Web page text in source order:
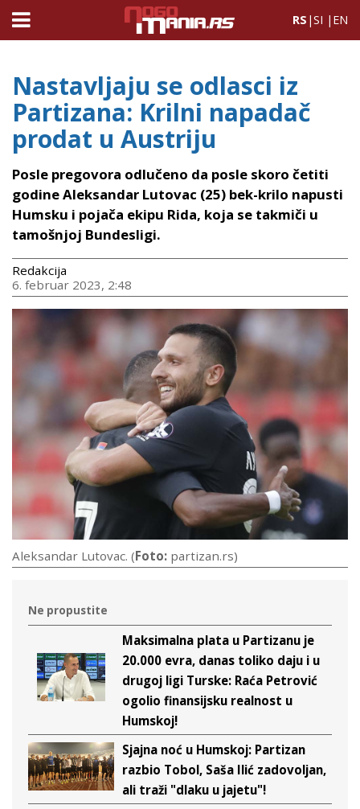
RS |SI | EN
Nastavljaju se odlasci iz
Partizana: Krilni napadač
prodat u Austriju
Posle pregovora odlučeno da posle skoro četiti
godine Aleksandar Lutovac (25) bek-krilo napusti
Humsku i pojača ekipu Rida, koja se takmiči u
tamošnjoj Bundesligi.
Redakcija
6. februar 2023, 2:48
Aleksandar Lutovac. (Foto: partizan.rs)
Ne propustite
Maksimalna plata u Partizanu je
20.000 evra, danas toliko daju i u
drugoj ligi Turske: Raća Petrović
ogolio finansijsku realnost u
Humskoj!
Sjajna noć u Humskoj: Partizan
razbio Tobol, Saša Ilić zadovoljan,
ali traži "dlaku u jajetu"!